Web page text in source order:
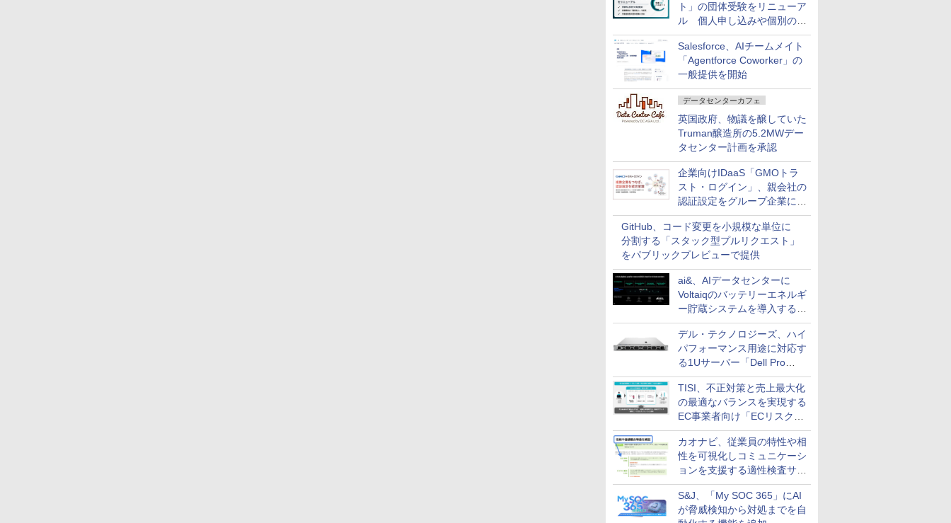
ト」の団体受験をリニューア
ル 個人申し込みや個別の支
払いなどに対応
Salesforce、AIチームメイト
「Agentforce Coworker」の
一般提供を開始
データセンターカフェ
英国政府、物議を醸していた
Truman醸造所の5.2MWデー
タセンター計画を承認
企業向けIDaaS「GMOトラ
スト・ログイン」、親会社の
認証設定をグループ企業に展
開できる新機能を提供
GitHub、コード変更を小規模な単位に
分割する「スタック型プルリクエスト」
をパブリックプレビューで提供
ai&、AIデータセンターに
Voltaiqのバッテリーエネルギ
ー貯蔵システムを導入する計
画を発表
デル・テクノロジーズ、ハイ
パフォーマンス用途に対応す
る1Uサーバー「Dell Pro
Precision 7 R1ラック」を発
売
TISI、不正対策と売上最大化
の最適なバランスを実現する
EC事業者向け「ECリスク対
策設計・運用支援サービス」
カオナビ、従業員の特性や相
性を可視化しコミュニケーシ
ョンを支援する適性検査サー
ビスを提供
S&J、「My SOC 365」にAI
が脅威検知から対処までを自